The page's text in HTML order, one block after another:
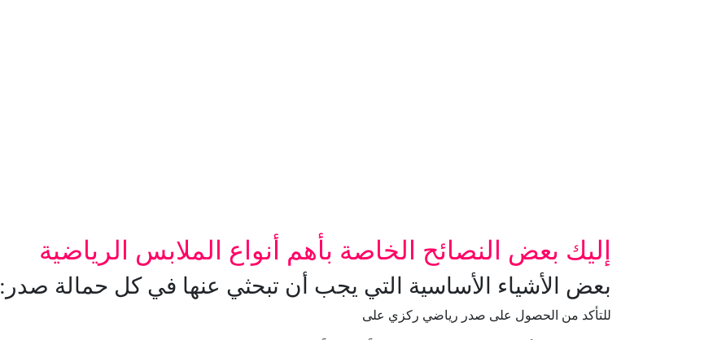
إليك بعض النصائح الخاصة بأهم أنواع الملابس الرياضية
بعض الأشياء الأساسية التي يجب أن تبحثي عنها في كل حمالة صدر:
للتأكد من الحصول على صدر رياضي ركزي على